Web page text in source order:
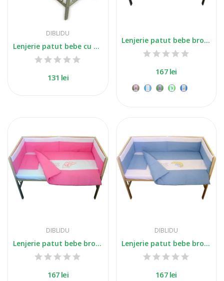
DIBLIDU
Lenjerie patut bebe cu 5 piese printese
131 lei
Lenjerie patut bebe brodat cu 5 piese crem
167 lei
DIBLIDU
Lenjerie patut bebe brodat cu 5 piese roz
167 lei
DIBLIDU
Lenjerie patut bebe brodat cu 5 piese albastru
167 lei